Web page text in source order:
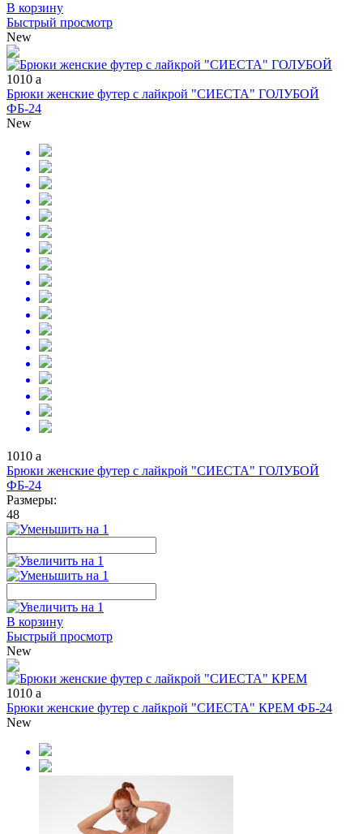
В корзину
Быстрый просмотр
New
1010 a
Брюки женские футер с лайкрой "СИЕСТА" ГОЛУБОЙ
ФБ-24
New
1010 a
Брюки женские футер с лайкрой "СИЕСТА" ГОЛУБОЙ
ФБ-24
Размеры:
48
В корзину
Быстрый просмотр
New
1010 a
Брюки женские футер с лайкрой "СИЕСТА" КРЕМ ФБ-24
New